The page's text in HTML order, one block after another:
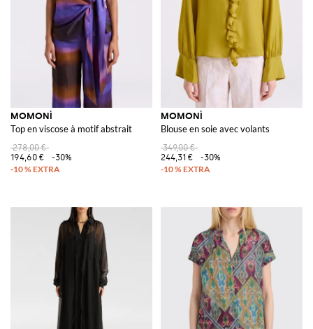
MOMONÌ
Top en viscose à motif abstrait
278,00 €
194,60 €
-30%
MOMONÌ
Blouse en soie avec volants
349,00 €
244,31 €
-30%